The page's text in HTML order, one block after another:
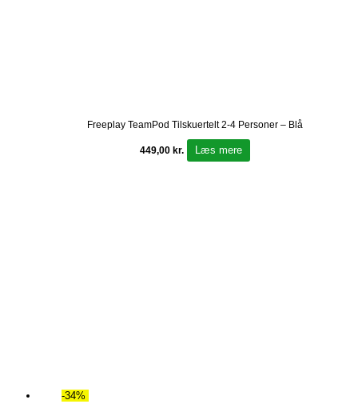
Freeplay TeamPod Tilskuertelt 2-4 Personer – Blå
449,00 kr. Læs mere
-34%